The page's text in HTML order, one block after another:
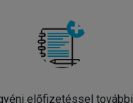
előfizetéssel további